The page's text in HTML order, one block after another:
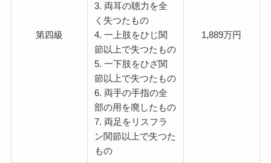
第四級
3. 両耳の聴力を全
く失つたもの
4. 一上肢をひじ関
節以上で失つたもの
5. 一下肢をひざ関
節以上で失つたもの
6. 両手の手指の全
部の用を廃したもの
7. 両足をリスフラ
ン関節以上で失つた
もの
1,889万円